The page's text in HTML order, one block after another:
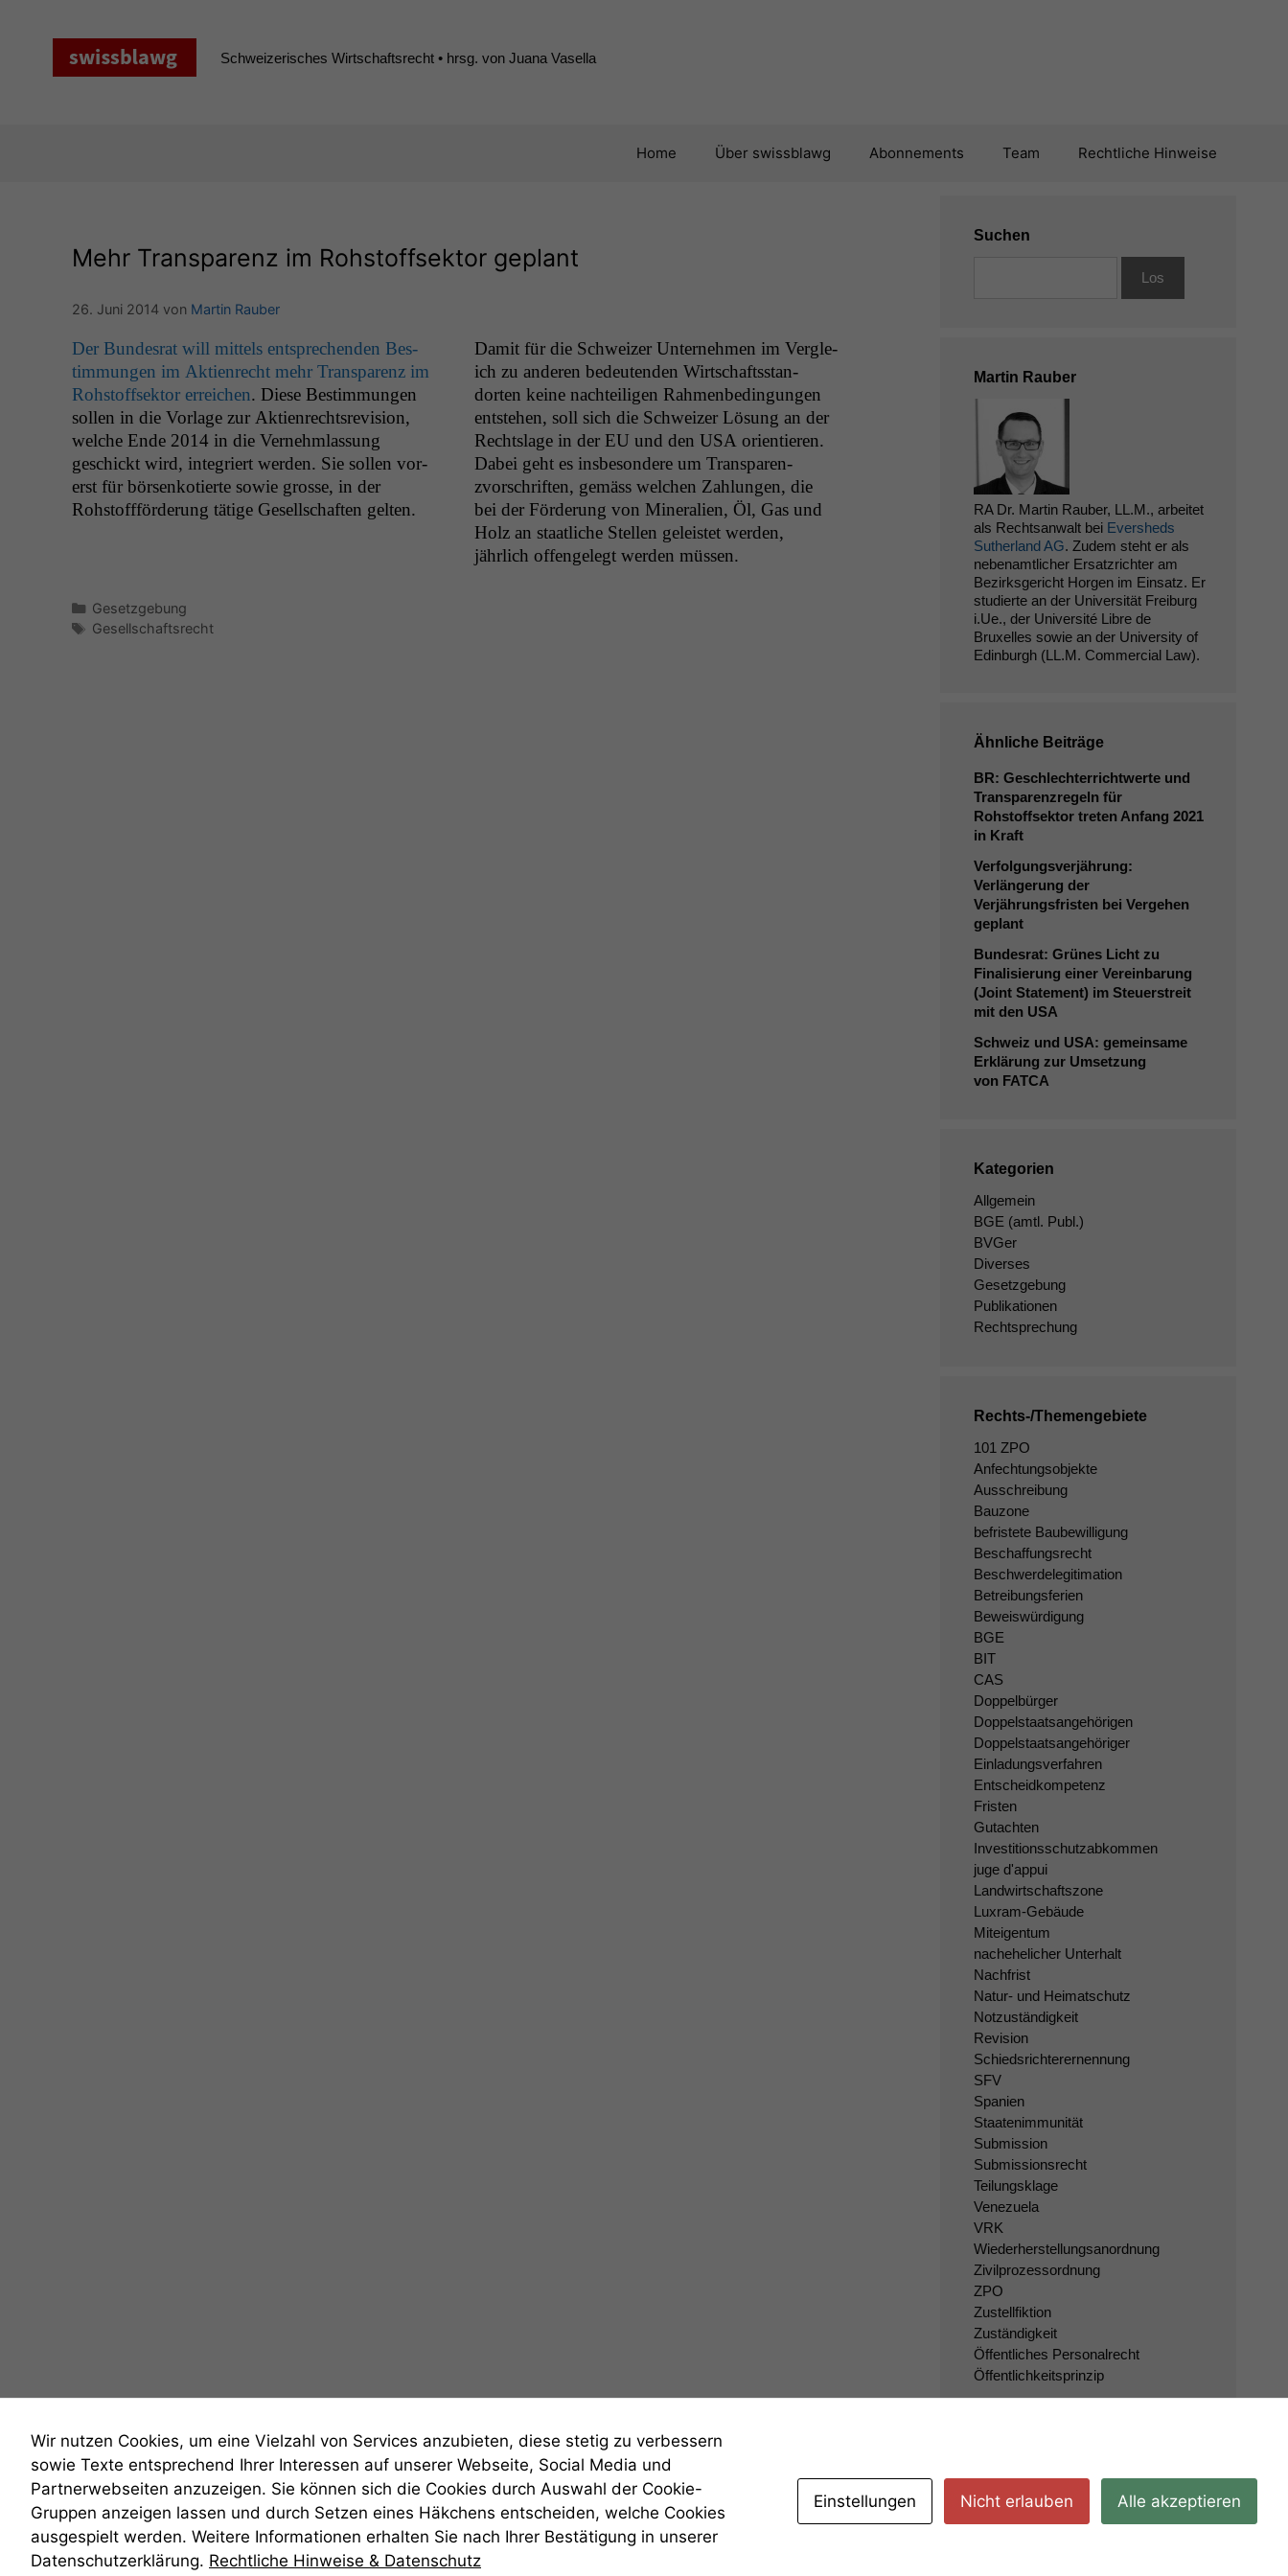
Schweizerisches Wirtschaftsrecht • hrsg. von Juana Vasella
Home Über swissblawg Abonnements Team Rechtliche Hinweise
Mehr Transparenz im Rohstoffsektor geplant
26. Juni 2014 von Martin Rauber
Der Bun­desrat will mit­tels entsprechen­den Bes­
tim­mungen im Aktien­recht mehr Trans­parenz im
Rohstoff­sek­tor erre­ichen. Diese Bes­tim­mungen
sollen in die Vor­lage zur Aktien­recht­sre­vi­sion,
welche Ende 2014 in die Vernehm­las­sung
geschickt wird, inte­gri­ert wer­den. Sie sollen vor­
erst für börsenkotierte sowie grosse, in der
Rohstoff­förderung tätige Gesellschaften gelten.
Damit für die Schweiz­er Unternehmen im Ver­gle­
ich zu anderen bedeu­ten­den Wirtschafts­stan­
dorten keine nachteili­gen Rah­menbe­din­gun­gen
entste­hen, soll sich die Schweiz­er Lösung an der
Recht­slage in der EU und den USA ori­en­tieren.
Dabei geht es ins­beson­dere um Trans­paren­
zvorschriften, gemäss welchen Zahlun­gen, die
bei der Förderung von Min­er­alien, Öl, Gas und
Holz an staatliche Stellen geleis­tet wer­den,
jährlich offen­gelegt wer­den müssen.
Kategorien
Gesetzgebung
Schlagwörter
Gesellschaftsrecht
Suchen
Martin Rauber
RA Dr. Martin Rauber, LL.M., arbeitet
als Rechtsanwalt bei Eversheds
Sutherland AG. Zudem steht er als
nebenamtlicher Ersatzrichter am
Bezirksgericht Horgen im Einsatz. Er
studierte an der Universität Freiburg
i.Ue., der Université Libre de
Bruxelles sowie an der University of
Edinburgh (LL.M. Commercial Law).
Ähnliche Beiträge
BR: Geschlechterrichtwerte und
Transparenzregeln für
Rohstoffsektor treten Anfang 2021
in Kraft
Verfolgungsverjährung:
Verlängerung der
Verjährungsfristen bei Vergehen
geplant
Bundesrat: Grünes Licht zu
Finalisierung einer Vereinbarung
(Joint Statement) im Steuerstreit
mit den USA
Schweiz und USA: gemeinsame
Erklärung zur Umsetzung
von FATCA
Kategorien
Allgemein
BGE (amtl. Publ.)
BVGer
Diverses
Gesetzgebung
Publikationen
Rechtsprechung
Rechts-/Themengebiete
101 ZPO
Anfechtungsobjekte
Ausschreibung
Bauzone
befristete Baubewilligung
Beschaffungsrecht
Beschwerdelegitimation
Betreibungsferien
Beweiswürdigung
BGE
BIT
CAS
Doppelbürger
Doppelstaatsangehörigen
Doppelstaatsangehöriger
Einladungsverfahren
Entscheidkompetenz
Fristen
Gutachten
Investitionsschutzabkommen
juge d'appui
Landwirtschaftszone
Luxram-Gebäude
Miteigentum
nachehelicher Unterhalt
Nachfrist
Natur- und Heimatschutz
Notzuständigkeit
Revision
Schiedsrichterernennung
SFV
Spanien
Staatenimmunität
Submission
Submissionsrecht
Teilungsklage
Venezuela
VRK
Wiederherstellungsanordnung
Zivilprozessordnung
ZPO
Zustellfiktion
Zuständigkeit
Öffentliches Personalrecht
Öffentlichkeitsprinzip
anmelden
Wir nutzen Cookies, um eine Vielzahl von Services anzubieten, diese stetig zu verbessern
sowie Texte entsprechend Ihrer Interessen auf unserer Webseite, Social Media und
Partnerwebseiten anzuzeigen. Sie können sich die Cookies durch Auswahl der Cookie-
Gruppen anzeigen lassen und durch Setzen eines Häkchens entscheiden, welche Cookies
ausgespielt werden. Weitere Informationen erhalten Sie nach Ihrer Bestätigung in unserer
Datenschutzerklärung. Rechtliche Hinweise & Datenschutz
Einstellungen Nicht erlauben Alle akzeptieren
Einige
dieser Website
sind optional.
diese Option